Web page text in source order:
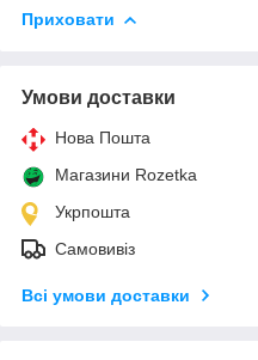
Приховати
Умови доставки
Нова Пошта
Магазини Rozetka
Укрпошта
Самовивіз
Всі умови доставки